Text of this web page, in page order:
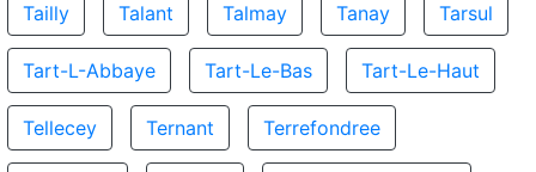
Tailly Talant Talmay Tanay Tarsul
Tart-L-Abbaye Tart-Le-Bas Tart-Le-Haut
Tellecey Ternant Terrefondree